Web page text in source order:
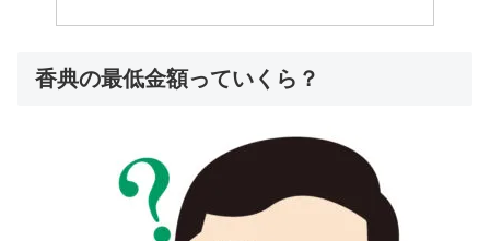
香典の最低金額っていくら？